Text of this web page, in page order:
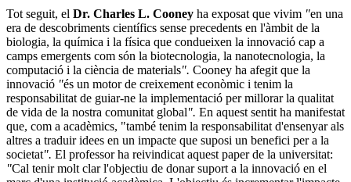
Tot seguit, el Dr. Charles L. Cooney ha exposat que vivim "en una
era de descobriments científics sense precedents en l'àmbit de la
biologia, la química i la física que condueixen la innovació cap a
camps emergents com són la biotecnologia, la nanotecnologia, la
computació i la ciència de materials". Cooney ha afegit que la
innovació "és un motor de creixement econòmic i tenim la
responsabilitat de guiar-ne la implementació per millorar la qualitat
de vida de la nostra comunitat global". En aquest sentit ha manifestat
que, com a acadèmics, "també tenim la responsabilitat d'ensenyar als
altres a traduir idees en un impacte que suposi un benefici per a la
societat". El professor ha reivindicat aquest paper de la universitat:
"Cal tenir molt clar l'objectiu de donar suport a la innovació en el